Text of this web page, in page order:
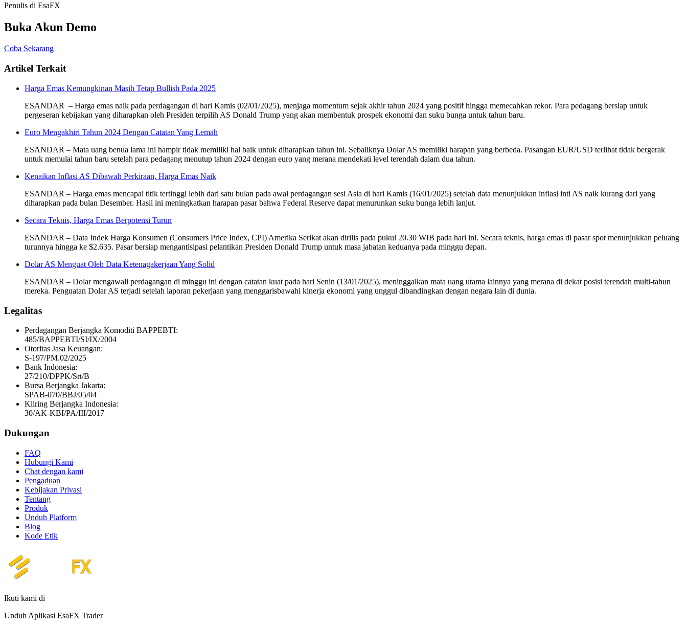
Penulis di EsaFX
Buka Akun Demo
Coba Sekarang
Artikel Terkait
Harga Emas Kemungkinan Masih Tetap Bullish Pada 2025
ESANDAR – Harga emas naik pada perdagangan di hari Kamis (02/01/2025), menjaga momentum sejak akhir tahun 2024 yang positif hingga memecahkan rekor. Para pedagang bersiap untuk
pergeseran kebijakan yang diharapkan oleh Presiden terpilih AS Donald Trump yang akan membentuk prospek ekonomi dan suku bunga untuk tahun baru.
Euro Mengakhiri Tahun 2024 Dengan Catatan Yang Lemah
ESANDAR – Mata uang benua lama ini hampir tidak memiliki hal baik untuk diharapkan tahun ini. Sebaliknya Dolar AS memiliki harapan yang berbeda. Pasangan EUR/USD terlihat tidak bergerak
untuk memulai tahun baru setelah para pedagang menutup tahun 2024 dengan euro yang merana mendekati level terendah dalam dua tahun.
Kenaikan Inflasi AS Dibawah Perkiraan, Harga Emas Naik
ESANDAR – Harga emas mencapai titik tertinggi lebih dari satu bulan pada awal perdagangan sesi Asia di hari Kamis (16/01/2025) setelah data menunjukkan inflasi inti AS naik kurang dari yang
diharapkan pada bulan Desember. Hasil ini meningkatkan harapan pasar bahwa Federal Reserve dapat menurunkan suku bunga lebih lanjut.
Secara Teknis, Harga Emas Berpotensi Turun
ESANDAR – Data Indek Harga Konsumen (Consumers Price Index, CPI) Amerika Serikat akan dirilis pada pukul 20.30 WIB pada hari ini. Secara teknis, harga emas di pasar spot menunjukkan peluang
turunnya hingga ke $2.635. Pasar bersiap mengantisipasi pelantikan Presiden Donald Trump untuk masa jabatan keduanya pada minggu depan.
Dolar AS Menguat Oleh Data Ketenagakerjaan Yang Solid
ESANDAR – Dolar mengawali perdagangan di minggu ini dengan catatan kuat pada hari Senin (13/01/2025), meninggalkan mata uang utama lainnya yang merana di dekat posisi terendah multi-tahun
mereka. Penguatan Dolar AS terjadi setelah laporan pekerjaan yang menggarisbawahi kinerja ekonomi yang unggul dibandingkan dengan negara lain di dunia.
Legalitas
Perdagangan Berjangka Komoditi BAPPEBTI:
485/BAPPEBTI/SI/IX/2004
Otoritas Jasa Keuangan:
S-197/PM.02/2025
Bank Indonesia:
27/210/DPPK/Srt/B
Bursa Berjangka Jakarta:
SPAB-070/BBJ/05/04
Kliring Berjangka Indonesia:
30/AK-KBI/PA/III/2017
Dukungan
FAQ
Hubungi Kami
Chat dengan kami
Pengaduan
Kebijakan Privasi
Tentang
Produk
Unduh Platform
Blog
Kode Etik
Ikuti kami di
Unduh Aplikasi EsaFX Trader